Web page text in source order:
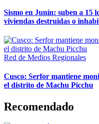
Sismo en Junín: suben a 15
viviendas destruidas o
Red de Medios Regionales
Cusco: Serfor mantiene
el distrito de Machu Picchu
Recomendado